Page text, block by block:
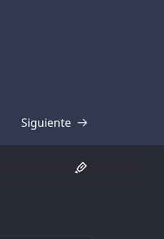
Siguiente
Transcripción